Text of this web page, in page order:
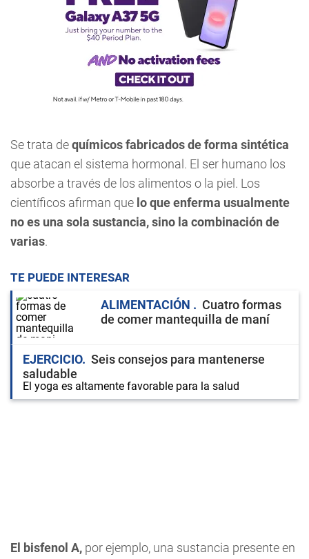
Se trata dequímicos fabricados de forma sintética
que atacan el sistema hormonal. El ser humano los
absorbe a través de los alimentos o la piel. Los
científicos afirman que lo que enferma usualmente
no es una sola sustancia, sino la combinación de
varias.
TE PUEDE INTERESAR
ALIMENTACIÓN
Cuatro formas
de comer mantequilla de maní
EJERCICIO
Seis consejos para mantenerse
saludable
El yoga es altamente favorable para la salud
El bisfenol A, por ejemplo, una sustancia presente en